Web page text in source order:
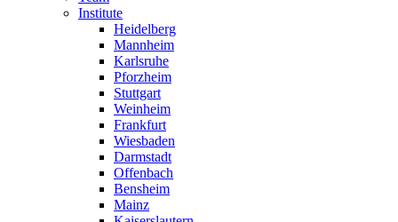
Institute
Heidelberg
Mannheim
Karlsruhe
Pforzheim
Stuttgart
Weinheim
Frankfurt
Wiesbaden
Darmstadt
Offenbach
Bensheim
Mainz